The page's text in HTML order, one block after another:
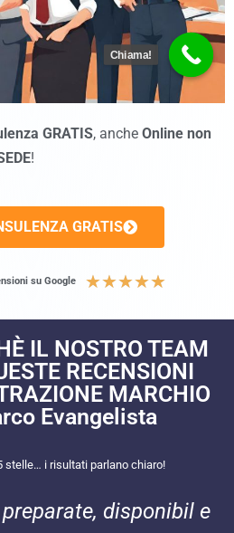
GRATIS, anche Online non
!
GRATIS
su Google ★★★★★
IL NOSTRO TEAM
RECENSIONI
MARCHIO
Evangelista
stelle… i risultati parlano chiaro!
disponibil e
Chiama!